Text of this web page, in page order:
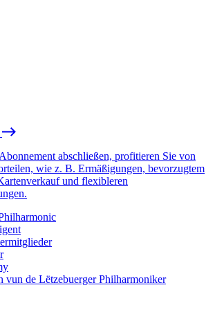
abschließen, profitieren Sie von
wie z. B. Ermäßigungen, bevorzugtem
und flexibleren
vun de Lëtzebuerger Philharmoniker